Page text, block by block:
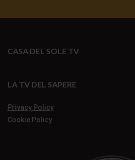
CASA DEL SOLE TV
LA TV DEL SAPERE
Privacy Policy
Cookie Policy